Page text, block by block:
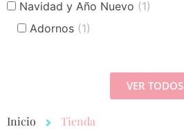
Inicio Tienda
Navidad y Año Nuevo (1)
Adornos (1)
VER TODOS